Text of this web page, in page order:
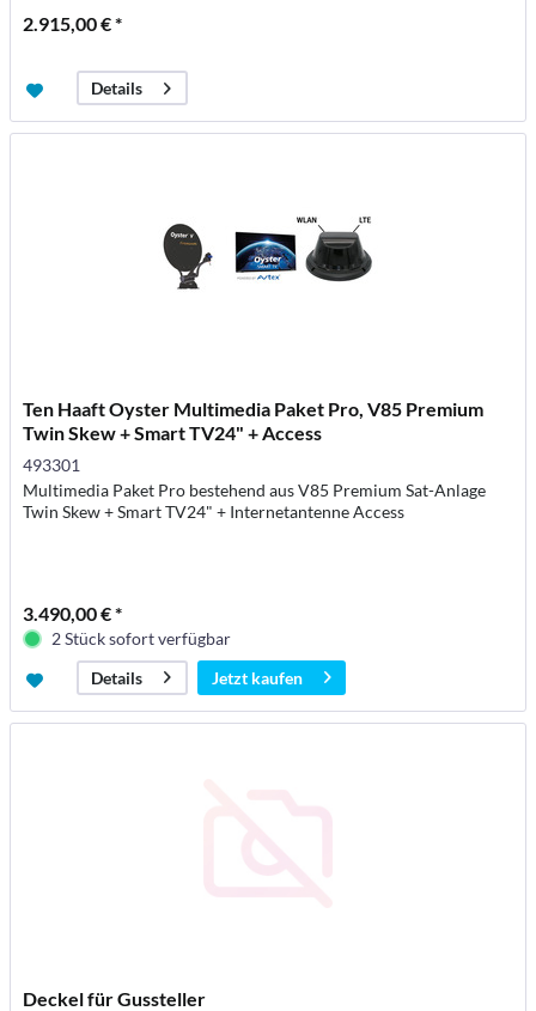
2.915,00 € *
Details
Ten Haaft Oyster Multimedia Paket Pro, V85 Premium
Twin Skew + Smart TV24" + Access
493301
Multimedia Paket Pro bestehend aus V85 Premium Sat-Anlage
Twin Skew + Smart TV24" + Internetantenne Access
3.490,00 € *
2 Stück sofort verfügbar
Details
Jetzt kaufen
Deckel für Gussteller